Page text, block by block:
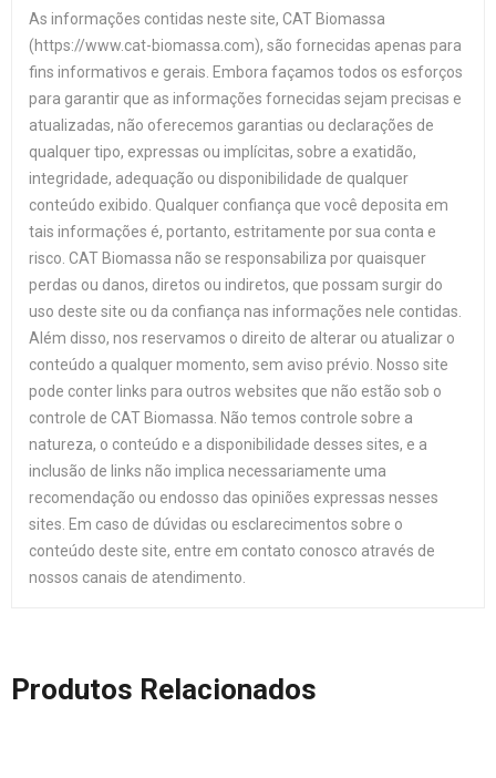
As informações contidas neste site, CAT Biomassa
(https://www.cat-biomassa.com), são fornecidas apenas para
fins informativos e gerais. Embora façamos todos os esforços
para garantir que as informações fornecidas sejam precisas e
atualizadas, não oferecemos garantias ou declarações de
qualquer tipo, expressas ou implícitas, sobre a exatidão,
integridade, adequação ou disponibilidade de qualquer
conteúdo exibido. Qualquer confiança que você deposita em
tais informações é, portanto, estritamente por sua conta e
risco. CAT Biomassa não se responsabiliza por quaisquer
perdas ou danos, diretos ou indiretos, que possam surgir do
uso deste site ou da confiança nas informações nele contidas.
Além disso, nos reservamos o direito de alterar ou atualizar o
conteúdo a qualquer momento, sem aviso prévio. Nosso site
pode conter links para outros websites que não estão sob o
controle de CAT Biomassa. Não temos controle sobre a
natureza, o conteúdo e a disponibilidade desses sites, e a
inclusão de links não implica necessariamente uma
recomendação ou endosso das opiniões expressas nesses
sites. Em caso de dúvidas ou esclarecimentos sobre o
conteúdo deste site, entre em contato conosco através de
nossos canais de atendimento.
Produtos Relacionados